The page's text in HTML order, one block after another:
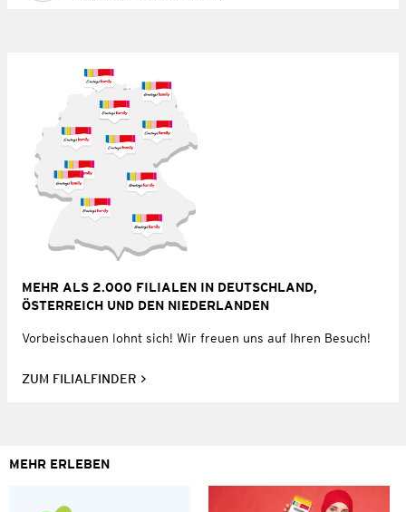
MEHR ALS 2.000 FILIALEN IN DEUTSCHLAND,
ÖSTERREICH UND DEN NIEDERLANDEN
Vorbeischauen lohnt sich! Wir freuen uns auf Ihren Besuch!
ZUM FILIALFINDER
MEHR ERLEBEN